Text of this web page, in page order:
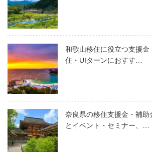
和歌山移住に役立つ支援
住・UIターンにおすす…
奈良県の移住支援金・補
とイベント・セミナー、…